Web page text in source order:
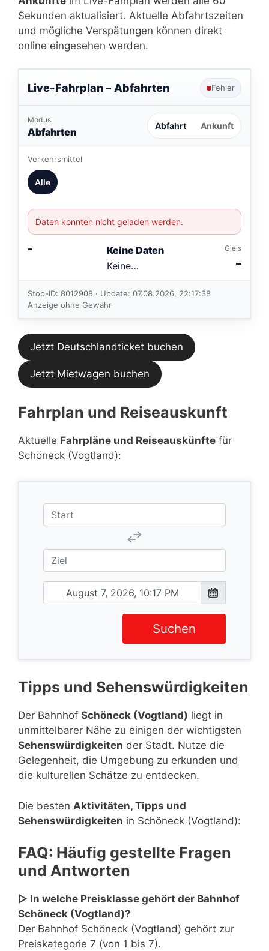
Sekunden aktualisiert. Aktuelle Abfahrtszeiten
und mögliche Verspätungen können direkt
online eingesehen werden.
Live-Fahrplan – Abfahrten Fehler
Modus
Abfahrten Abfahrt Ankunft
Verkehrsmittel
Alle
Daten konnten nicht geladen werden.
–
Keine Daten
Keine
Verbindungen
im aktuellen
Feed.
Gleis
–
Stop-ID: 8012908 · Update: 07.08.2026, 22:17:38
Anzeige ohne Gewähr
Jetzt Deutschlandticket buchen
Jetzt Mietwagen buchen
Fahrplan und Reiseauskunft
Aktuelle Fahrpläne und Reiseauskünfte für
Schöneck (Vogtland):
Suchen
Tipps und Sehenswürdigkeiten
Der Bahnhof Schöneck (Vogtland) liegt in
unmittelbarer Nähe zu einigen der wichtigsten
Sehenswürdigkeiten der Stadt. Nutze die
Gelegenheit, die Umgebung zu erkunden und
die kulturellen Schätze zu entdecken.
Die besten Aktivitäten, Tipps und
Sehenswürdigkeiten in Schöneck (Vogtland):
FAQ: Häufig gestellte Fragen
und Antworten
▷ In welche Preisklasse gehört der Bahnhof
Schöneck (Vogtland)?
Der Bahnhof Schöneck (Vogtland) gehört zur
Preiskategorie 7 (von 1 bis 7).